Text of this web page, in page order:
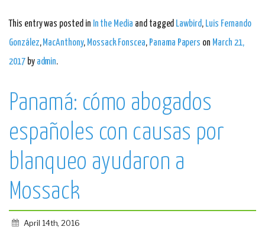
This entry was posted in In the Media and tagged Lawbird, Luis Fernando
González, MacAnthony, Mossack Fonscea, Panama Papers on March 21,
2017by admin.
Panamá: cómo abogados
españoles con causas por
blanqueo ayudaron a
Mossack
April 14th, 2016